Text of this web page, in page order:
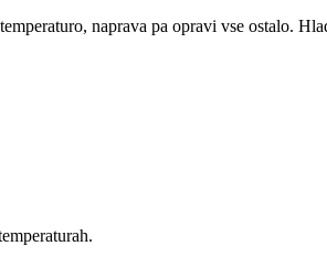
naprava pa opravi vse ostalo.